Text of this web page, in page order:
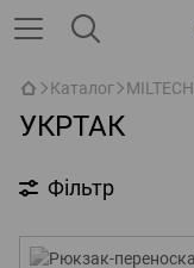
Каталог MILTECH
УКРТАК
Фільтр